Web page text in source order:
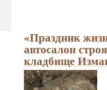
«Праздник
автосалон
кладбище